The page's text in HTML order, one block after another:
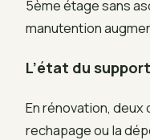
5ème étage sans
manutention
L’état du
En rénovation,
rechapage ou la